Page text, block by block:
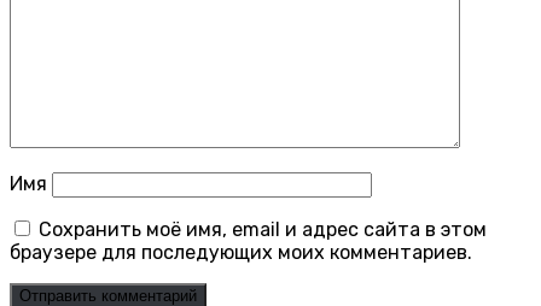
Имя
Сохранить моё имя, email и адрес сайта в этом
браузере для последующих моих комментариев.